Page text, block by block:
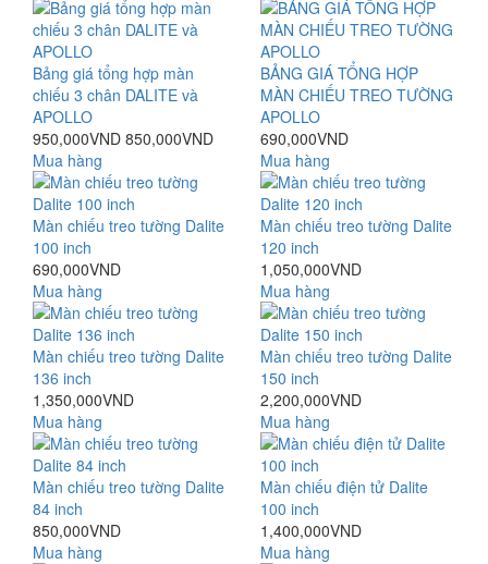
Bảng giá tổng hợp màn
chiếu 3 chân DALITE và
APOLLO
950,000VND 850,000VND
Mua hàng
BẢNG GIÁ TỔNG HỢP
MÀN CHIẾU TREO TƯỜNG
APOLLO
690,000VND
Mua hàng
Màn chiếu treo tường Dalite
100 inch
690,000VND
Mua hàng
Màn chiếu treo tường Dalite
120 inch
1,050,000VND
Mua hàng
Màn chiếu treo tường Dalite
136 inch
1,350,000VND
Mua hàng
Màn chiếu treo tường Dalite
150 inch
2,200,000VND
Mua hàng
Màn chiếu treo tường Dalite
84 inch
850,000VND
Mua hàng
Màn chiếu điện tử Dalite
100 inch
1,400,000VND
Mua hàng